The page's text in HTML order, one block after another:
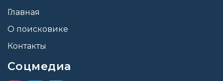
Главная
О поисковике
Контакты
Соцмедиа